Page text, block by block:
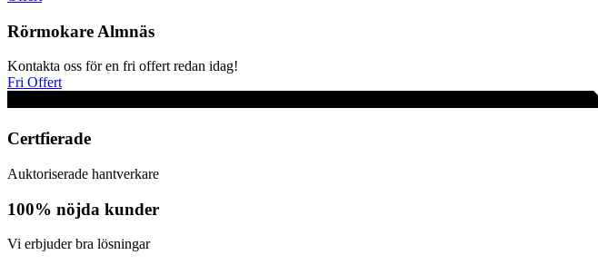
Rörmokare Almnäs
Kontakta oss för en fri offert redan idag!
Fri Offert
Certfierade
Auktoriserade hantverkare
100% nöjda kunder
Vi erbjuder bra lösningar